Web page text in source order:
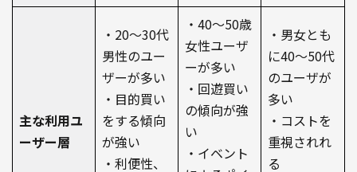
主な利用ユ
ーザー層
・20～30代
男性のユー
ザーが多い
・目的買い
をする傾向
が強い
・利便性、
・40～50歳
女性ユーザ
ーが多い
・回遊買い
の傾向が強
い
・イベント
・男女とも
に40～50代
のユーザが
多い
・コストを
重視されれ
る